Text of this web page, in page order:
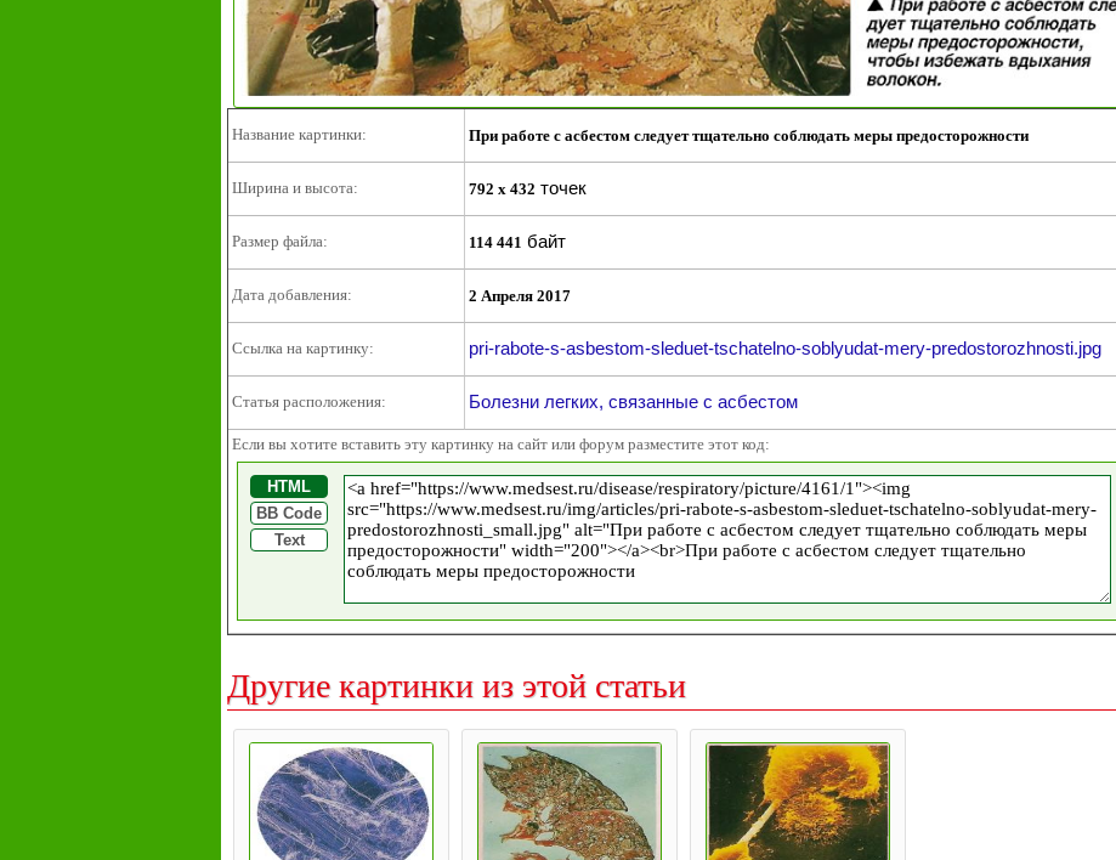
Название картинки: При работе с асбестом следует тщательно соблюдать меры предосторожности
Ширина и высота: 792 x 432 точек
Размер файла: 114 441 байт
Дата добавления: 2 Апреля 2017
Ссылка на картинку: pri-rabote-s-asbestom-sleduet-tschatelno-soblyudat-mery-predostorozhnosti.jpg
Статья расположения: Болезни легких, связанные с асбестом
Если вы хотите вставить эту картинку на сайт или форум разместите этот код:
HTML
BB Code
Text
Другие картинки из этой статьи